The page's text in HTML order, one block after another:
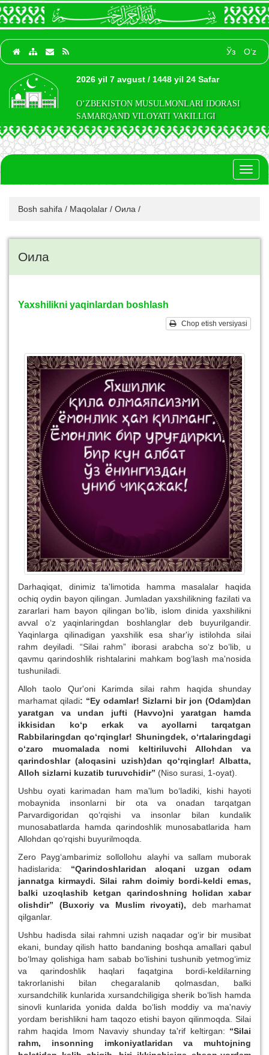
Ўз O‘z
2026 yil 7 avgust / 1448 yil 24 Safar
O‘ZBEKISTON MUSULMONLARI IDORASI
SAMARQAND VILOYATI VAKILLIGI
Bosh sahifa / Maqolalar / Оила /
Оила
Yaxshilikni yaqinlardan boshlash
Chop etish versiyasi
Darhaqiqat, dinimiz ta'limotida hamma masalalar haqida
ochiq oydin bayon qilingan. Jumladan yaxshilikning fazilati va
zararlari ham bayon qilingan bo‘lib, islom dinida yaxshilikni
avval o‘z yaqinlaringdan boshlanglar deb buyurilgandir.
Yaqinlarga qilinadigan yaxshilik esa shar'iy istilohda silai
rahm deyiladi. “Silai rahm” iborasi arabcha so‘z bo‘lib, u
qavmu qarindoshlik rishtalarini mahkam bog‘lash ma'nosida
tushuniladi.
Alloh taolo Qur'oni Karimda silai rahm haqida shunday
marhamat qiladi: “Ey odamlar! Sizlarni bir jon (Odam)dan
yaratgan va undan jufti (Havvo)ni yaratgan hamda
ikkisidan ko‘p erkak va ayollarni tarqatgan
Rabbilaringdan qo‘rqinglar! Shuningdek, o‘rtalaringdagi
o‘zaro muomalada nomi keltiriluvchi Allohdan va
qarindoshlar (aloqasini uzish)dan qo‘rqinglar! Albatta,
Alloh sizlarni kuzatib turuvchidir” (Niso surasi, 1-oyat).
Ushbu oyati karimadan ham ma'lum bo‘ladiki, kishi hayoti
mobaynida insonlarni bir ota va onadan tarqatgan
Parvardigoridan qo‘rqishi va insonlar bilan kundalik
munosabatlarda hamda qarindoshlik munosabatlarida ham
Allohdan qo‘rqishi buyurilmoqda.
Zero Payg‘ambarimiz sollollohu alayhi va sallam muborak
hadislarida: “Qarindoshlaridan aloqani uzgan odam
jannatga kirmaydi. Silai rahm doimiy bordi-keldi emas,
balki uzoqlashib ketgan qarindoshning holidan xabar
olishdir” (Buxoriy va Muslim rivoyati), deb marhamat
qilganlar.
Ushbu hadisda silai rahmni uzish naqadar og‘ir bir musibat
ekani, bunday qilish hatto bandaning boshqa amallari qabul
bo‘lmay qolishiga ham sabab bo‘lishini tushunib yetmog‘imiz
va qarindoshlik haqlari faqatgina bordi-keldilarning
takrorlanishi bilan chegaralanib qolmasdan, balki
xursandchilik kunlarida xursandchiligiga sherik bo‘lish hamda
sinovli kunlarida yonida dalda bo‘lish moddiy va ma'naviy
yordam berishlikni ham taqozo etishi bayon qilinmoqda. Silai
rahm haqida Imom Navaviy shunday ta'rif keltirgan: “Silai
rahm, insonning imkoniyatlaridan va muhtojning